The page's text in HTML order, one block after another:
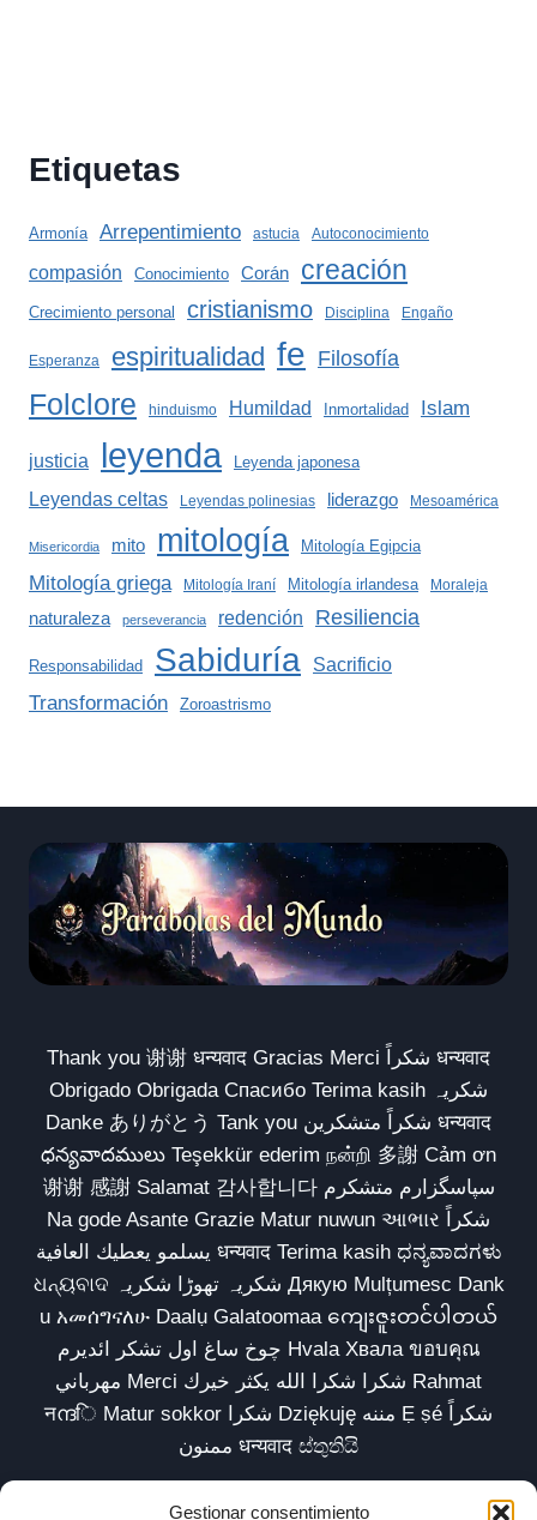
Gestionar consentimiento
Etiquetas
Armonía Arrepentimiento astucia Autoconocimiento
compasión Conocimiento Corán creación
Crecimiento personal cristianismo Disciplina Engaño
Esperanza espiritualidad fe Filosofía
Folclore hinduismo Humildad Inmortalidad Islam
justicia leyenda Leyenda japonesa
Leyendas celtas Leyendas polinesias liderazgo Mesoamérica
Misericordia mito mitología Mitología Egipcia
Mitología griega Mitología Iraní Mitología irlandesa Moraleja
naturaleza perseverancia redención Resiliencia
Responsabilidad Sabiduría Sacrificio
Transformación Zoroastrismo
Thank you 谢谢 धन्यवाद Gracias Merci شكراً धन्यवाद
Obrigado Obrigada Спасибо Terima kasih شکریہ
Danke ありがとう Tank you شكراً متشكرين धन्यवाद
ధన్యవాదములు Teşekkür ederim நன்றி 多謝 Cảm ơn
谢谢 感謝 Salamat 감사합니다 سپاسگزارم متشکرم
Na gode Asante Grazie Matur nuwun આભાર شكراً
يسلمو يعطيك العافية धन्यवाद Terima kasih ಧನ್ಯವಾದಗಳು
ଧନ୍ୟବାଦ شکریہ تھوڑا شکریہ Дякую Mulțumesc Dank
u አመሰግናለሁ Daalụ Galatoomaa ကျေးဇူးတင်ပါတယ်
چوخ ساغ اول تشکر ائدیرم Hvala Хвала ขอบคุณ
مهرباني Merci شكرا شكرا الله يكثر خيرك Rahmat
नന്ദि Matur sokkor شكرا Dziękuję مننه Ẹ ṣé شكراً
ممنون धन्यवाद ස්තුතියි